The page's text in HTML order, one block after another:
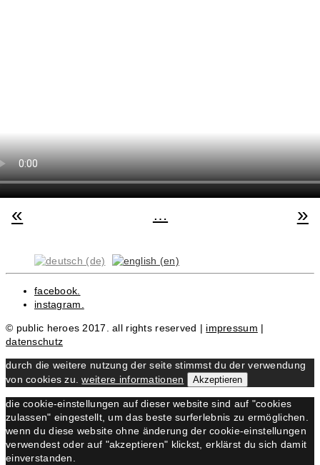
« … »
facebook.
instagram.
© public heroes 2017. all rights reserved | impressum |
datenschutz
durch die weitere nutzung der seite stimmst du der verwendung
von cookies zu.weitere informationen Akzeptieren
die cookie-einstellungen auf dieser website sind auf "cookies
zulassen" eingestellt, um das beste surferlebnis zu ermöglichen.
wenn du diese website ohne änderung der cookie-einstellungen
verwendest oder auf "akzeptieren" klickst, erklärst du sich damit
einverstanden.